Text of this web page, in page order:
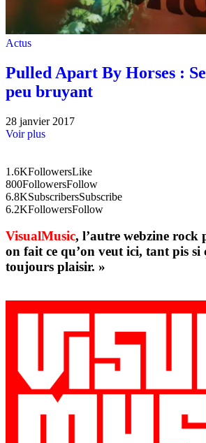
Actus
Pulled Apart By Horses :
peu bruyant
28 janvier 2017
Voir plus
1.6KFollowersLike
800FollowersFollow
6.8KSubscribersSubscribe
6.2KFollowersFollow
VisualMusic, l’autre webzine rock
on fait ce qu’on veut ici, tant pis si
toujours plaisir. »